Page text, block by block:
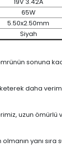
65W
5.50x2.50mm
Siyah
sonuna
daha
uzun ömürlü
yanı sıra